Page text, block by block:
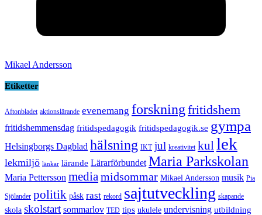
Mikael Andersson
Etiketter
Aftonbladet aktionslärande evenemang forskning fritidshem
fritidshemmensdag fritidspedagogik fritidspedagogik.se gympa
Helsingborgs Dagblad hälsning IKT jul kreativitet kul lek
lekmiljö länkar lärande Lärarförbundet Maria Parkskolan
Maria Pettersson media midsommar Mikael Andersson musik Pia
Sjölander politik påsk rast rekord sajtutveckling skapande
skola skolstart sommarlov TED tips ukulele undervisning utbildning